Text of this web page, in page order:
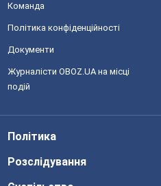
Команда
Політика конфіденційності
Документи
Журналісти OBOZ.UA на місці
подій
Політика
Розслідування